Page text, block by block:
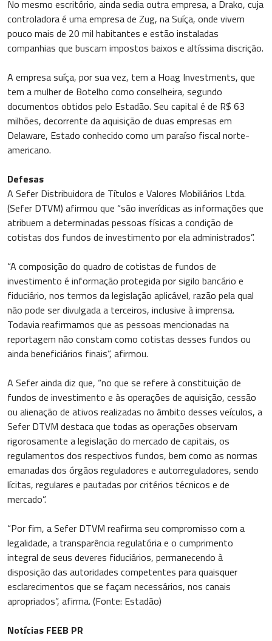
No mesmo escritório, ainda sedia outra empresa, a Drako, cuja
controladora é uma empresa de Zug, na Suíça, onde vivem
pouco mais de 20 mil habitantes e estão instaladas
companhias que buscam impostos baixos e altíssima discrição.
A empresa suíça, por sua vez, tem a Hoag Investments, que
tem a mulher de Botelho como conselheira, segundo
documentos obtidos pelo Estadão. Seu capital é de R$ 63
milhões, decorrente da aquisição de duas empresas em
Delaware, Estado conhecido como um paraíso fiscal norte-
americano.
Defesas
A Sefer Distribuidora de Títulos e Valores Mobiliários Ltda.
(Sefer DTVM) afirmou que “são inverídicas as informações que
atribuem a determinadas pessoas físicas a condição de
cotistas dos fundos de investimento por ela administrados”.
“A composição do quadro de cotistas de fundos de
investimento é informação protegida por sigilo bancário e
fiduciário, nos termos da legislação aplicável, razão pela qual
não pode ser divulgada a terceiros, inclusive à imprensa.
Todavia reafirmamos que as pessoas mencionadas na
reportagem não constam como cotistas desses fundos ou
ainda beneficiários finais”, afirmou.
A Sefer ainda diz que, “no que se refere à constituição de
fundos de investimento e às operações de aquisição, cessão
ou alienação de ativos realizadas no âmbito desses veículos, a
Sefer DTVM destaca que todas as operações observam
rigorosamente a legislação do mercado de capitais, os
regulamentos dos respectivos fundos, bem como as normas
emanadas dos órgãos reguladores e autorreguladores, sendo
lícitas, regulares e pautadas por critérios técnicos e de
mercado”.
“Por fim, a Sefer DTVM reafirma seu compromisso com a
legalidade, a transparência regulatória e o cumprimento
integral de seus deveres fiduciários, permanecendo à
disposição das autoridades competentes para quaisquer
esclarecimentos que se façam necessários, nos canais
apropriados”, afirma. (Fonte: Estadão)
Notícias FEEB PR